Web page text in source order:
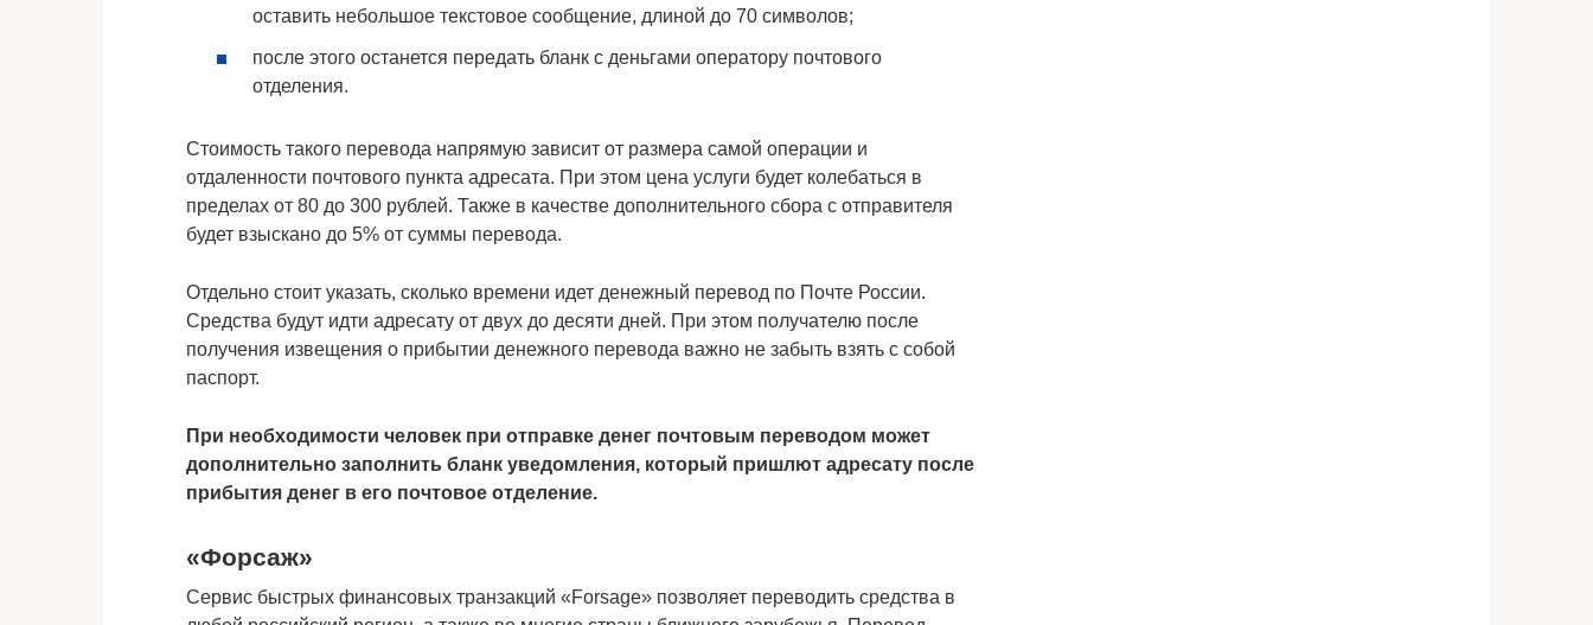
оставить небольшое текстовое сообщение, длиной до 70 символов;
после этого останется передать бланк с деньгами оператору почтового
отделения.
Стоимость такого перевода напрямую зависит от размера самой операции и
отдаленности почтового пункта адресата. При этом цена услуги будет колебаться в
пределах от 80 до 300 рублей. Также в качестве дополнительного сбора с отправителя
будет взыскано до 5% от суммы перевода.
Отдельно стоит указать, сколько времени идет денежный перевод по Почте России.
Средства будут идти адресату от двух до десяти дней. При этом получателю после
получения извещения о прибытии денежного перевода важно не забыть взять с собой
паспорт.
При необходимости человек при отправке денег почтовым переводом может
дополнительно заполнить бланк уведомления, который пришлют адресату после
прибытия денег в его почтовое отделение.
«Форсаж»
Сервис быстрых финансовых транзакций «Forsage» позволяет переводить средства в